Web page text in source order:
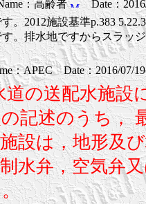
：高齢者
Date：2016/
。2012施設基準p.383
。排水地ですからスラッ
：APEC Date：2016/07/
道の送配水施設
記述のうち，
設は，地形及
水弁，空気弁